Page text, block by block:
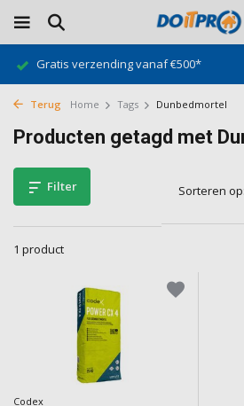
Gratis verzending vanaf €500*
Terug Home Tags Dunbedmortel
Producten getagd met
Filter
1 product
Sorteren op:
Codex